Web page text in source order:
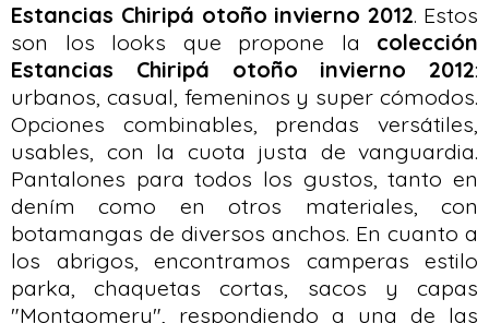
Estancias Chiripá otoño invierno 2012. Estos
son los looks que propone la colección
Estancias Chiripá otoño invierno 2012:
urbanos, casual, femeninos y super cómodos.
Opciones combinables, prendas versátiles,
usables, con la cuota justa de vanguardia.
Pantalones para todos los gustos, tanto en
dením como en otros materiales, con
botamangas de diversos anchos. En cuanto a
los abrigos, encontramos camperas estilo
parka, chaquetas cortas, sacos y capas
"Montgomery", respondiendo a una de las